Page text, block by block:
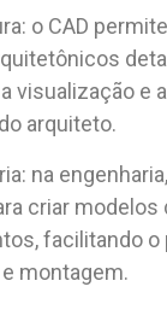
o CAD
visualização e
arquiteto.
na
criar modelos
facilitando
montagem.